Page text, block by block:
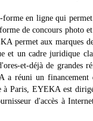
en ligne qui permet
de concours photo
permet aux marques
et un cadre juridique
et-déjà de grandes
réuni un
à Paris, EYEKA est
d'accès à